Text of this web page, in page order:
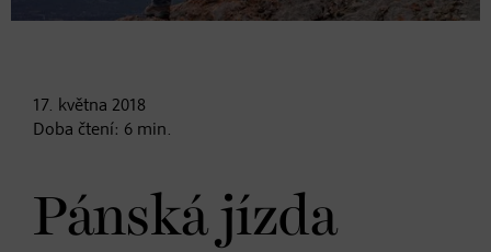
17. května 2018
Doba čtení: 6 min.
Pánská jízda